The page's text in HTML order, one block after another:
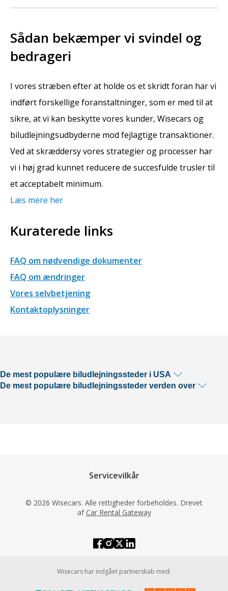
Sådan bekæmper vi svindel og
bedrageri
I vores stræben efter at holde os et skridt foran har vi
indført forskellige foranstaltninger, som er med til at
sikre, at vi kan beskytte vores kunder, Wisecars og
biludlejningsudbyderne mod fejlagtige transaktioner.
Ved at skræddersy vores strategier og processer har
vi i høj grad kunnet reducere de succesfulde trusler til
et acceptabelt minimum.
Læs mere her
Kuraterede links
FAQ om nødvendige dokumenter
FAQ om ændringer
Vores selvbetjening
Kontaktoplysninger
De mest populære biludlejningssteder i USA
De mest populære biludlejningssteder verden over
Servicevilkår
© 2026 Wisecars. Alle rettigheder forbeholdes. Drevet
af Car Rental Gateway
Wisecars har indgået partnerskab med: